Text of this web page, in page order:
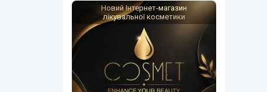
Новий Інтернет-магазин
лікувальної косметики